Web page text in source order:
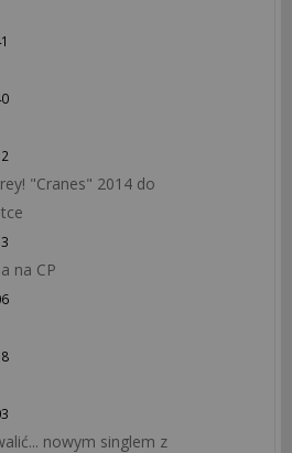
"Cranes" 2014 do
na CP
nowym singlem z